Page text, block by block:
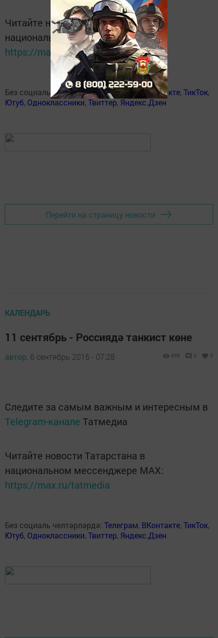
Читайте новости Татарстана в
национальном мессенджере MАХ:
https://max.ru/tatmedia
Без социаль челтәрләрдә:Телеграм,ВКонтакте,ТикТок,
Ютуб, Одноклассники,Твиттер, Яндекс.Дзен
Перейти на страницу новости
КАЛЕНДАРЬ
11 сентябрь - Россиядә танкист көне
автор, 6 сентябрь 2016 - 07:28 936 0 0
Следите за самым важным и интересным в
Telegram-канале Татмедиа
Читайте новости Татарстана в
национальном мессенджере MАХ:
https://max.ru/tatmedia
Без социаль челтәрләрдә: Телеграм, ВКонтакте,ТикТок,
Ютуб, Одноклассники,Твиттер, Яндекс.Дзен